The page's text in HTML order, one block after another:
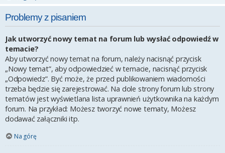
Problemy z pisaniem
Jak utworzyć nowy temat na forum lub wysłać odpowiedź w
temacie?
Aby utworzyć nowy temat na forum, należy nacisnąć przycisk
„Nowy temat”, aby odpowiedzieć w temacie, nacisnąć przycisk
„Odpowiedz”. Być może, że przed publikowaniem wiadomości
trzeba będzie się zarejestrować. Na dole strony forum lub strony
tematów jest wyświetlana lista uprawnień użytkownika na każdym
forum. Na przykład: Możesz tworzyć nowe tematy, Możesz
dodawać załączniki itp.
Na górę